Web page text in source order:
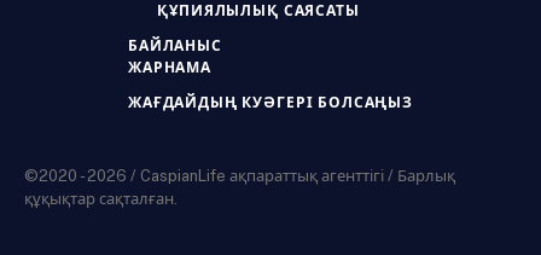
ҚҰПИЯЛЫЛЫҚ САЯСАТЫ
БАЙЛАНЫС
ЖАРНАМА
ЖАҒДАЙДЫҢ КУӘГЕРІ БОЛСАҢЫЗ
©2020 - 2026 / CaspianLife ақпараттық агенттігі / Барлық
құқықтар сақталған.